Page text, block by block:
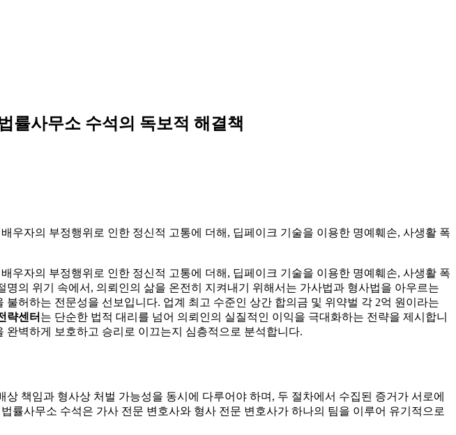
률사무소 수석의 독보적 해결책
우자의 부정행위로 인한 정신적 고통에 더해, 딥페이크 기술을 이용한 명예훼손, 사생활 폭
우자의 부정행위로 인한 정신적 고통에 더해, 딥페이크 기술을 이용한 명예훼손, 사생활 폭
의 위기 속에서, 의뢰인의 삶을 온전히 지켜내기 위해서는 가사법과 형사법을 아우르는
불허하는 전문성을 선보입니다. 업계 최고 수준인 상간 합의금 및 위약벌 각 2억 원이라는
략센터 는 단순한 법적 대리를 넘어 의뢰인의 실질적인 이익을 극대화하는 전략을 제시합니
벽하게 보호하고 승리로 이끄는지 심층적으로 분석합니다.
책임과 형사상 처벌 가능성을 동시에 다루어야 하며, 두 절차에서 수집된 증거가 서로에
사무소 수석은 가사 전문 변호사와 형사 전문 변호사가 하나의 팀을 이루어 유기적으로